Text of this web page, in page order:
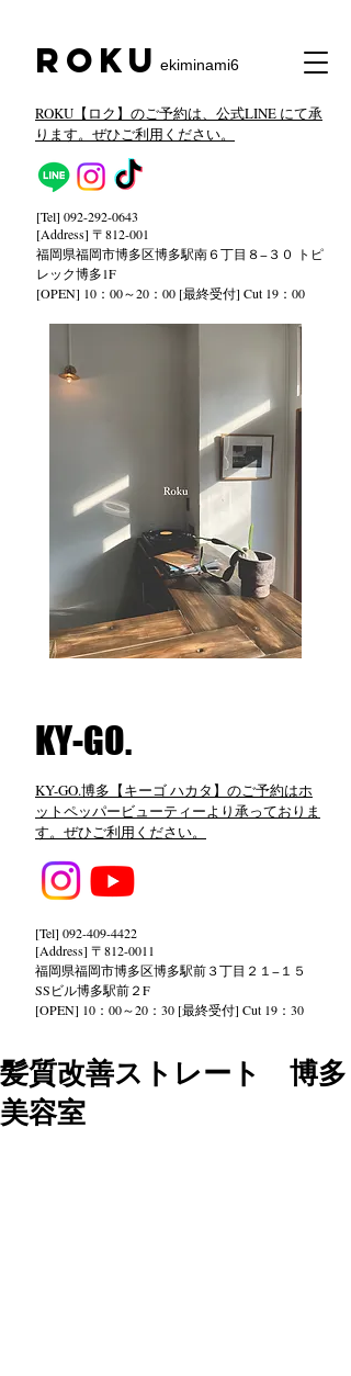
​Roku ekiminami6
[Tel] 092-292-0643
[Address] 〒812-001
福岡県福岡市博多区博多駅南６丁目８−３０ トピ
レック博多1F
[OPEN] 10：00～20：00 [最終受付] Cut 19：00
ROKU【ロク】のご予約は、公式LINE にて承
ります。ぜひご利用ください。
​KY-GO.
KY-GO.博多【キーゴ ハカタ】のご予約はホ
ットペッパービューティーより承っておりま
す。ぜひご利用ください。
[Tel] 092-409-4422
[Address] 〒812-0011
福岡県福岡市博多区博多駅前３丁目２１−１５
SSビル博多駅前２F
[OPEN] 10：00～20：30 [最終受付] Cut 19：30
髪質改善ストレート 博多
美容室